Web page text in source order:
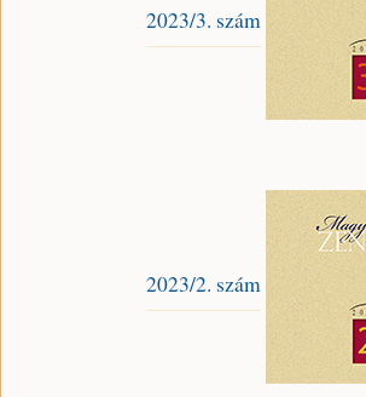
2023/3. szám
2023/2. szám